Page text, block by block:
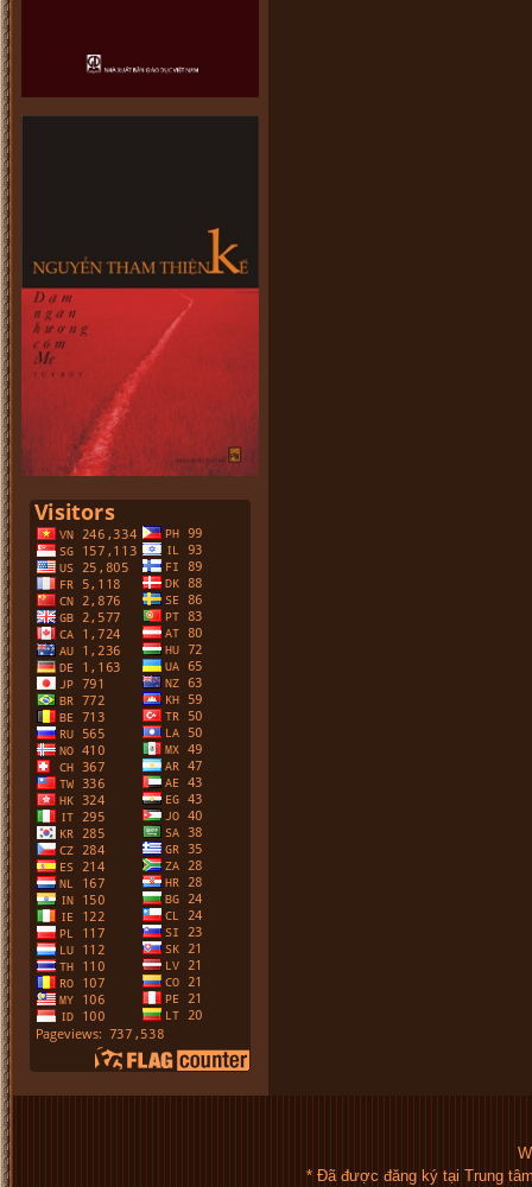
* Đã được đăng ký tại Trung